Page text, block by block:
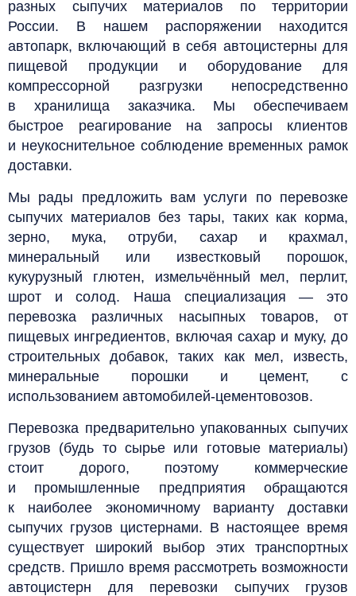
разных сыпучих материалов по территории
России. В нашем распоряжении находится
автопарк, включающий в себя автоцистерны для
пищевой продукции и оборудование для
компрессорной разгрузки непосредственно
в хранилища заказчика. Мы обеспечиваем
быстрое реагирование на запросы клиентов
и неукоснительное соблюдение временных рамок
доставки.
Мы рады предложить вам услуги по перевозке
сыпучих материалов без тары, таких как корма,
зерно, мука, отруби, сахар и крахмал,
минеральный или известковый порошок,
кукурузный глютен, измельчённый мел, перлит,
шрот и солод. Наша специализация — это
перевозка различных насыпных товаров, от
пищевых ингредиентов, включая сахар и муку, до
строительных добавок, таких как мел, известь,
минеральные порошки и цемент, с
использованием автомобилей-цементовозов.
Перевозка предварительно упакованных сыпучих
грузов (будь то сырье или готовые материалы)
стоит дорого, поэтому коммерческие
и промышленные предприятия обращаются
к наиболее экономичному варианту доставки
сыпучих грузов цистернами. В настоящее время
существует широкий выбор этих транспортных
средств. Пришло время рассмотреть возможности
автоцистерн для перевозки сыпучих грузов